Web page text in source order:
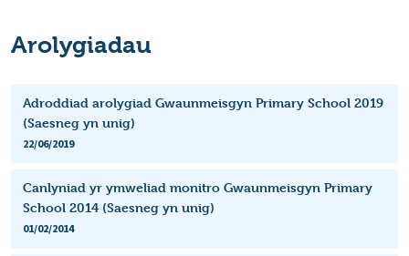
Arolygiadau
Adroddiad arolygiad Gwaunmeisgyn Primary School 2019
(Saesneg yn unig)
22/06/2019
Canlyniad yr ymweliad monitro Gwaunmeisgyn Primary
School 2014 (Saesneg yn unig)
01/02/2014